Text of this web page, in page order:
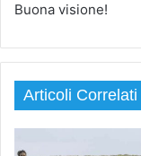
Buona visione!
Articoli Correlati